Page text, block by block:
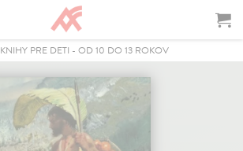
KNIHY PRE DETI - OD 10 DO 13 ROKOV